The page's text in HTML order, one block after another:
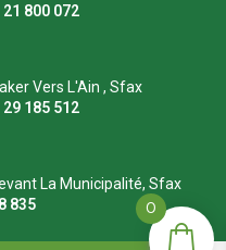
800 072
Vers L'Ain , Sfax
185 512
La Municipalité, Sfax
835
0